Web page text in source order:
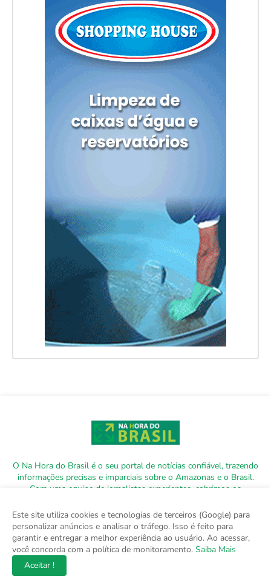
O Na Hora do Brasil é o seu portal de notícias confiável, trazendo
informações precisas e imparciais sobre o Amazonas e o Brasil.
Com uma equipe de jornalistas experientes, cobrimos os
0010556/DF
Este site utiliza cookies e tecnologias de terceiros (Google) para
personalizar anúncios e analisar o tráfego. Isso é feito para
garantir e entregar a melhor experiência ao usuário. Ao acessar,
você concorda com a política de monitoramento. Saiba Mais
Aceitar !